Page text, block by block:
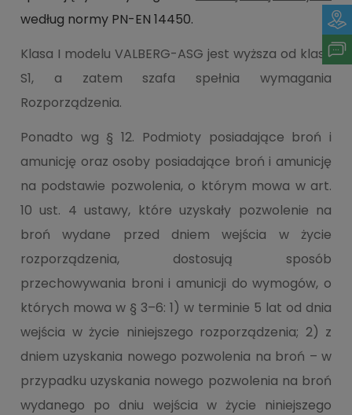
według normy PN-EN 14450.
Klasa I modelu VALBERG-ASG jest wyższa od klasy
S1, a zatem szafa spełnia wymagania
Rozporządzenia.
Ponadto wg § 12. Podmioty posiadające broń i
amunicję oraz osoby posiadające broń i amunicję
na podstawie pozwolenia, o którym mowa w art.
10 ust. 4 ustawy, które uzyskały pozwolenie na
broń wydane przed dniem wejścia w życie
rozporządzenia, dostosują sposób
przechowywania broni i amunicji do wymogów, o
których mowa w § 3–6: 1) w terminie 5 lat od dnia
wejścia w życie niniejszego rozporządzenia; 2) z
dniem uzyskania nowego pozwolenia na broń – w
przypadku uzyskania nowego pozwolenia na broń
wydanego po dniu wejścia w życie niniejszego